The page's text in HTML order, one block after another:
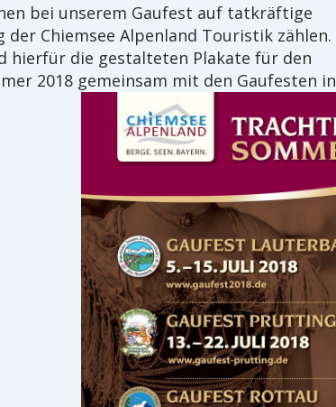
bei unserem Gaufest auf tatkräftige
der Chiemsee Alpenland Touristik zählen.
hierfür die gestalteten Plakate für den
2018 gemeinsam mit den Gaufesten in